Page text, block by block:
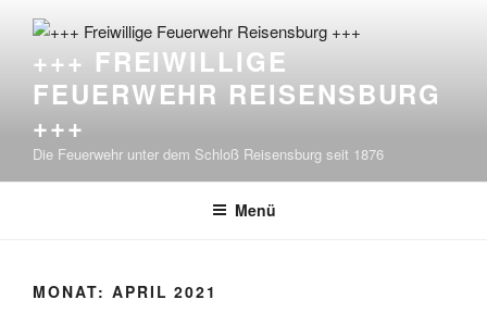
Inhalt
springen+++ FREIWILLIGE
FEUERWEHR REISENSBURG
+++
Die Feuerwehr unter dem Schloß Reisensburg seit 1876
Menü
MONAT: APRIL 2021